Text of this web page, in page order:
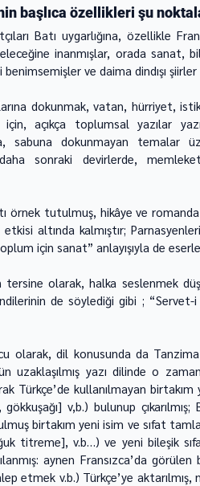
başlıca özellikleri şu
Batı uygarlığına, özellikle
inanmışlar, orada sanat,
ve daima dindışı şiirler
dokunmak, vatan, hürriyet,
açıkça toplumsal yazılar
dokunmayan temalar
sonraki devirlerde,
örnek tutulmuş, hikâye ve
etkisi altında kalmıştır;
için sanat” anlayışıyla de
tersine olarak, halka seslenmek
de söylediği gibi ; “Servet-
olarak, dil konusunda da
uzaklaşılmış yazı dilinde o
Türkçe’de kullanılmayan
v,b.) bulunup
birtakım yeni isim ve sıfat
titreme], v.b…) ve yeni bileşik
aynen Fransızca’da
etmek v.b.) Türkçe’ye